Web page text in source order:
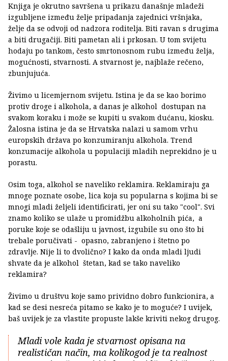
Knjiga je okrutno savršena u prikazu današnje mladeži
izgubljene između želje pripadanja zajednici vršnjaka,
želje da se odvoji od nadzora roditelja. Biti ravan s drugima
a biti drugačiji. Biti pametan ali i prkosan. U tom svijetu
hodaju po tankom, često smrtonosnom rubu između želja,
mogućnosti, stvarnosti. A stvarnost je, najblaže rečeno,
zbunjujuća.
Živimo u licemjernom svijetu. Istina je da se kao borimo
protiv droge i alkohola, a danas je alkohol dostupan na
svakom koraku i može se kupiti u svakom dućanu, kiosku.
Žalosna istina je da se Hrvatska nalazi u samom vrhu
europskih država po konzumiranju alkohola. Trend
konzumacije alkohola u populaciji mladih neprekidno je u
porastu.
Osim toga, alkohol se naveliko reklamira. Reklamiraju ga
mnoge poznate osobe, lica koja su popularna s kojima bi se
mnogi mladi željeli identificirati, jer oni su tako "cool". Svi
znamo koliko se ulaže u promidžbu alkoholnih pića, a
poruke koje se odašliju u javnost, izgubile su ono što bi
trebale poručivati - opasno, zabranjeno i štetno po
zdravlje. Nije li to dvolično? I kako da onda mladi ljudi
shvate da je alkohol štetan, kad se tako naveliko
reklamira?
Živimo u društvu koje samo prividno dobro funkcionira, a
kad se desi nesreća pitamo se kako je to moguće? I uvijek,
baš uvijek je za vlastite propuste lakše kriviti nekog drugog.
Mladi vole kada je stvarnost opisana na
realističan način, ma kolikogod je ta realnost